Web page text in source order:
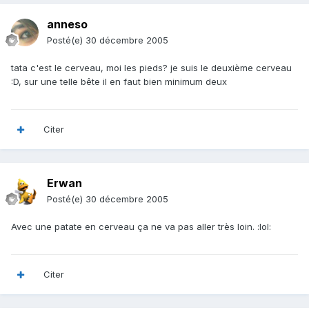
anneso
Posté(e) 30 décembre 2005
tata c'est le cerveau, moi les pieds? je suis le deuxième cerveau
:D, sur une telle bête il en faut bien minimum deux
Citer
Erwan
Posté(e) 30 décembre 2005
Avec une patate en cerveau ça ne va pas aller très loin. :lol:
Citer